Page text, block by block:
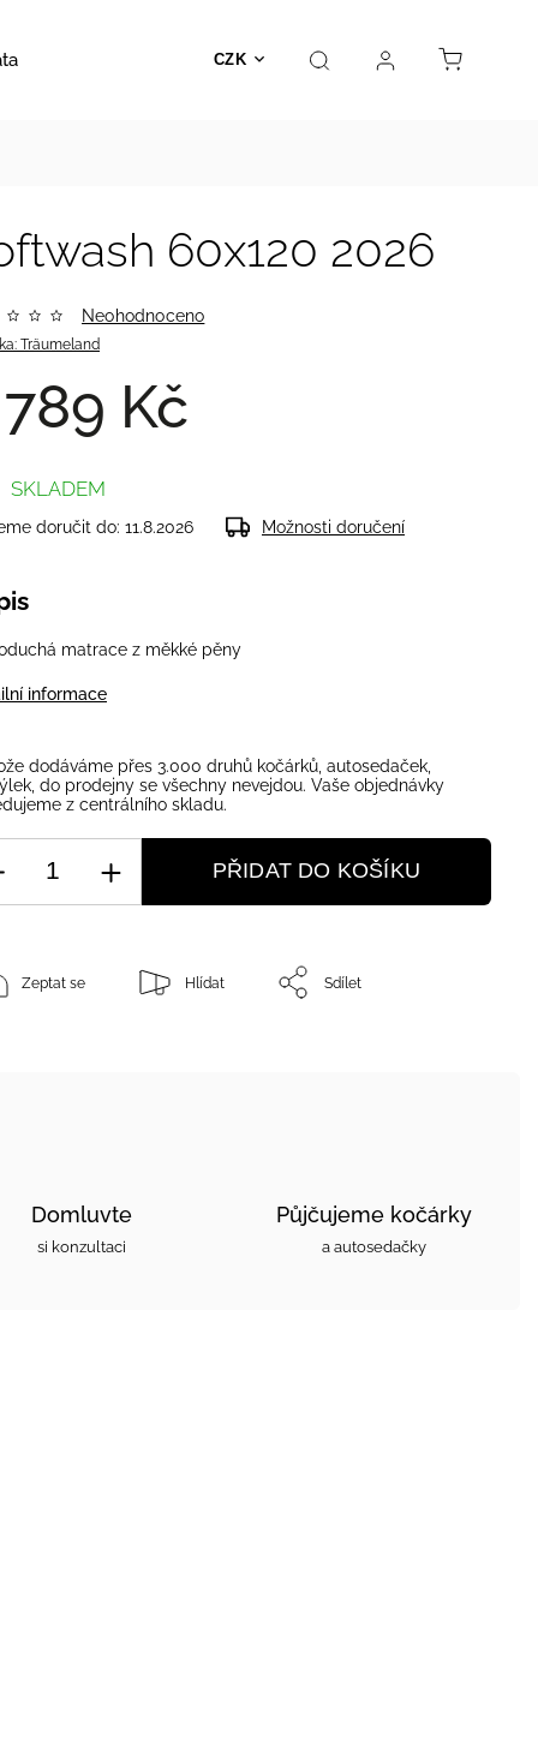
CZK
Hračky Prodejna Kontakt
60x120 2026
Träumeland
Neohodnoceno
Kč
matrace z měkké pěny
informace
SKLADEM
doručit do: 11.8.2026 Možnosti doručení
dodáváme přes 3.000 druhů kočárků, autosedaček,
do prodejny se všechny nevejdou. Vaše objednávky
z centrálního skladu.
PŘIDAT DO KOŠÍKU
Zeptat se Hlídat Sdílet
Domluvte
si konzultaci
Půjčujeme kočárky
a autosedačky